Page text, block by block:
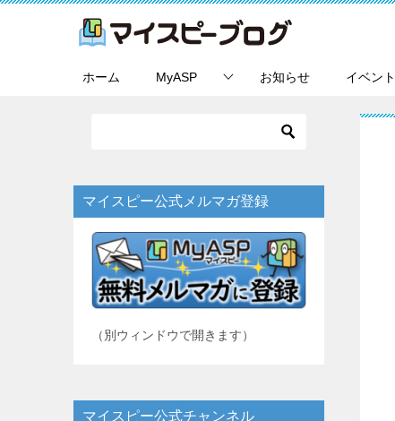
ホーム MyASP お知らせ イベント
マイスピー公式メルマガ登録
（別ウィンドウで開きます）
マイスピー公式チャンネル